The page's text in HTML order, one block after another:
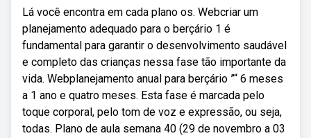
Lá você encontra em cada plano os. Webcriar um
planejamento adequado para o berçário 1 é
fundamental para garantir o desenvolvimento saudável
e completo das crianças nessa fase tão importante da
vida. Webplanejamento anual para berçário ”“ 6 meses
a 1 ano e quatro meses. Esta fase é marcada pelo
toque corporal, pelo tom de voz e expressão, ou seja,
todas. Plano de aula semana 40 (29 de novembro a 03